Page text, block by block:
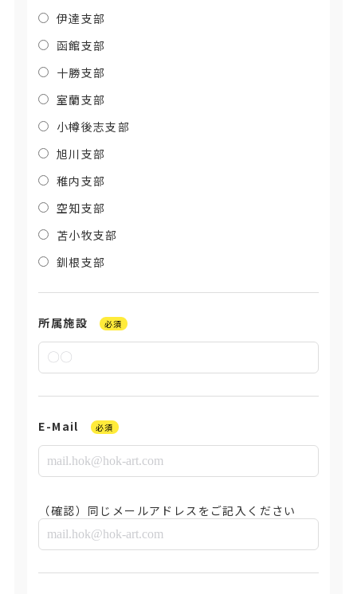
伊達支部
函館支部
十勝支部
室蘭支部
小樽後志支部
旭川支部
稚内支部
空知支部
苫小牧支部
釧根支部
所属施設 必須
E-Mail 必須
（確認）同じメールアドレスをご記入ください